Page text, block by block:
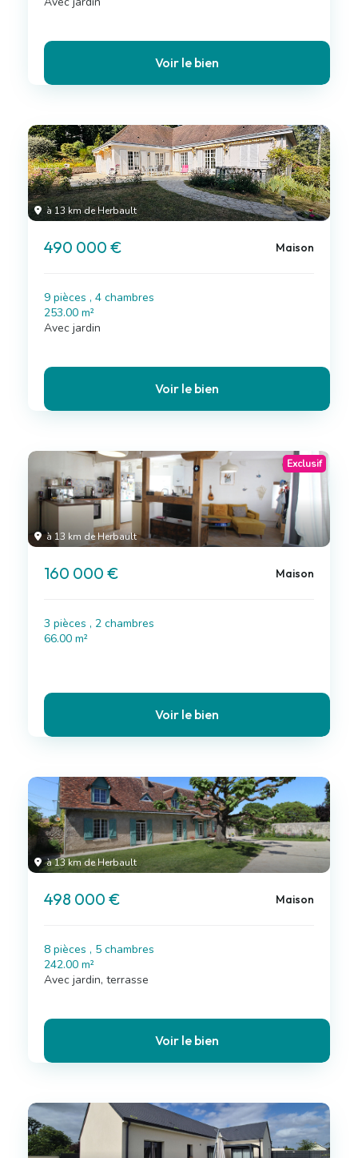
Voir le bien
à 13 km de Herbault
490 000 € Maison
9 pièces , 4 chambres
253.00 m²
Avec jardin
Voir le bien
à 13 km de Herbault
Exclusif
160 000 € Maison
3 pièces , 2 chambres
66.00 m²
Voir le bien
à 13 km de Herbault
498 000 € Maison
8 pièces , 5 chambres
242.00 m²
Avec jardin, terrasse
Voir le bien